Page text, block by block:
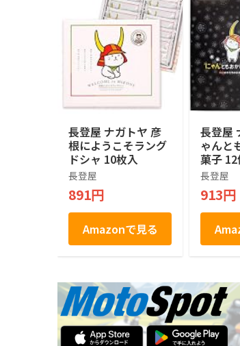
長登屋 ナガトヤ 彦
根にようこそラング
ドシャ 10枚入
長登屋
891円
Amazonで見る
長登屋
ゃんと
菓子
長登屋
913円